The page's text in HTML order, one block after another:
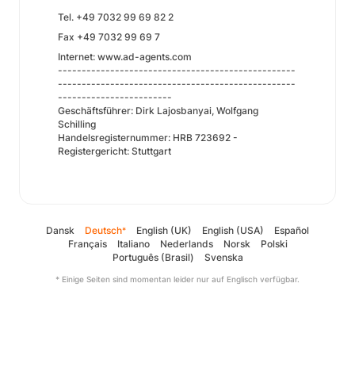
Tel. +49 7032 99 69 82 2
Fax +49 7032 99 69 7
Internet: www.ad-agents.com
--------------------------------------------------
--------------------------------------------------
------------------------
Geschäftsführer: Dirk Lajosbanyai, Wolfgang
Schilling
Handelsregisternummer: HRB 723692 -
Registergericht: Stuttgart
Dansk Deutsch* English (UK) English (USA)
Español
Français
Italiano Nederlands Norsk
Polski
Português (Brasil)
Svenska
* Einige Seiten sind momentan leider nur auf Englisch verfügbar.